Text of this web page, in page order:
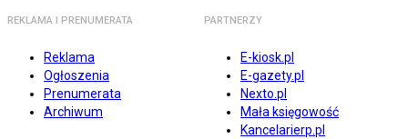
REKLAMA I PRENUMERATA
Reklama
Ogłoszenia
Prenumerata
Archiwum
PARTNERZY
E-kiosk.pl
E-gazety.pl
Nexto.pl
Mała księgowość
Kancelarierp.pl